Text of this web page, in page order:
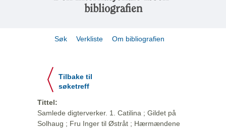
bibliografien
Søk Verkliste Om bibliografien
Tilbake til
søketreff
Tittel:
Samlede digterverker. 1. Catilina ; Gildet på
Solhaug ; Fru Inger til Østråt ; Hærmændene